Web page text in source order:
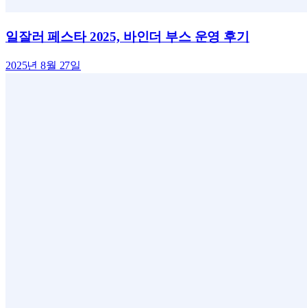
일잘러 페스타 2025, 바인더 부스 운영 후기
2025년 8월 27일